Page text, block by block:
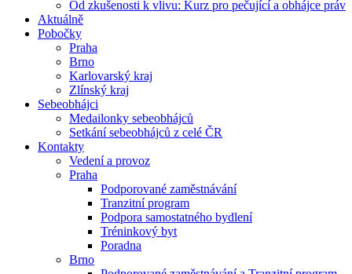
Od zkušenosti k vlivu: Kurz pro pečující a obhájce práv
Aktuálně
Pobočky
Praha
Brno
Karlovarský kraj
Zlínský kraj
Sebeobhájci
Medailonky sebeobhájců
Setkání sebeobhájců z celé ČR
Kontakty
Vedení a provoz
Praha
Podporované zaměstnávání
Tranzitní program
Podpora samostatného bydlení
Tréninkový byt
Poradna
Brno